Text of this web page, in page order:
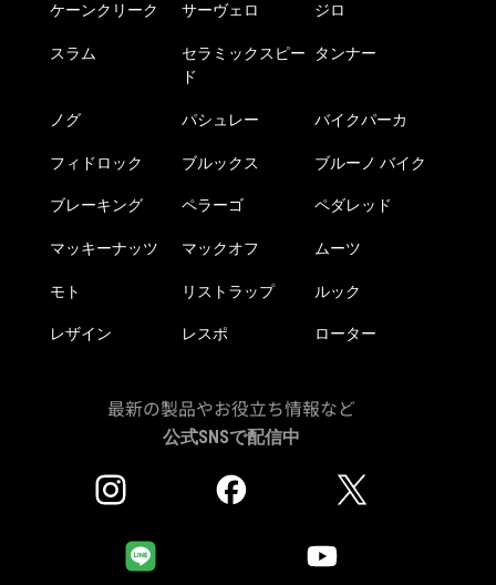
ケーンクリーク サーヴェロ ジロ
スラム
セラミックスピー
ド
タンナー
ノグ パシュレー バイクパーカ
フィドロック ブルックス ブルーノ バイク
ブレーキング ペラーゴ ペダレッド
マッキーナッツ マックオフ ムーツ
モト リストラップ ルック
レザイン レスポ ローター
最新の製品やお役立ち情報など
公式SNSで配信中